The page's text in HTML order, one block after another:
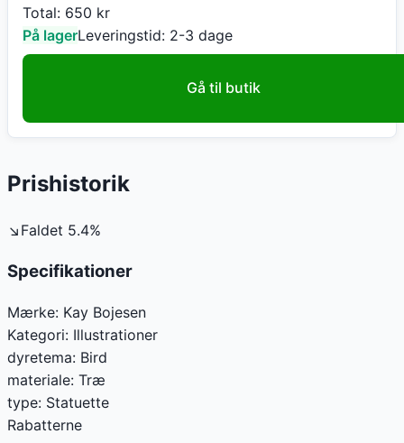
Total: 650 kr
På lagerLeveringstid: 2-3 dage
Gå til butik
Prishistorik
↘ Faldet 5.4%
Specifikationer
Mærke: Kay Bojesen
Kategori: Illustrationer
dyretema: Bird
materiale: Træ
type: Statuette
Rabatterne